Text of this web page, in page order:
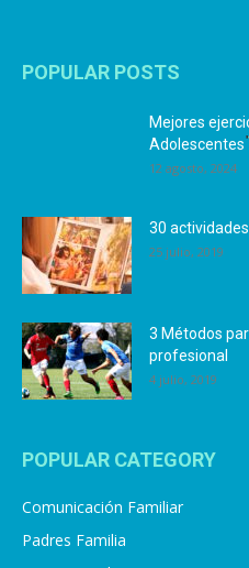
POPULAR POSTS
Mejores
Adolescentes
12 agosto, 2024
30
25 julio, 2019
3 Métodos
profesional
4 julio, 2019
POPULAR CATEGORY
Comunicación Familiar
Padres Familia